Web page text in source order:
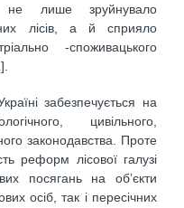
не лише зруйнувало
лісів, а й сприяло
-споживацького
забезпечується на
цивільного,
законодавства. Проте
реформ лісової галузі
посягань на об’єкти
осіб, так і пересічних